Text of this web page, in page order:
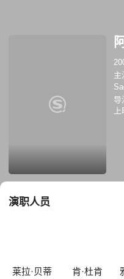
主
德
导
演职人员
莱拉·贝蒂 肯·杜肯